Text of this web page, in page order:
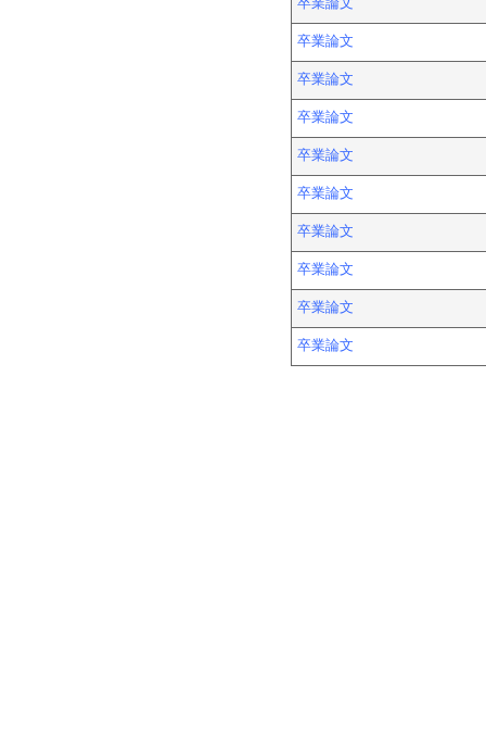
卒業論文
卒業論文
卒業論文
卒業論文
卒業論文
卒業論文
卒業論文
卒業論文
卒業論文
卒業論文